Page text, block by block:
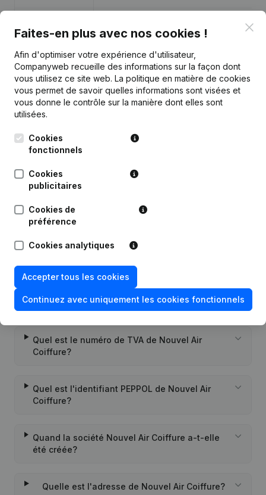
€
Marge brute €293 734 €285 365
Personnel 5,3 4,5 4,4
Publicationsde Nouvel Air Coiffure
Date
19-06-2019
Rubrique Constitution (Nouvelle
Questions fréquemment posées
Quel est le numéro de TVA de Nouvel Air
Coiffure?
Quel est l'identifiant PEPPOL de Nouvel Air
Coiffure?
Quand la société Nouvel Air Coiffure a-t-elle
été créée?
Quelle est l'adresse de Nouvel Air Coiffure?
Faites-en plus avec nos cookies !
Afin d'optimiser votre expérience d'utilisateur,
Companyweb recueille des informations sur la façon dont
vous utilisez ce site web. La politique en matière de cookies
vous permet de savoir quelles informations sont visées et
vous donne le contrôle sur la manière dont elles sont
utilisées.
Cookies
fonctionnels
Cookies
publicitaires
Cookies de
préférence
Cookies analytiques
Accepter tous les cookies
Continuez avec uniquement les cookies fonctionnels